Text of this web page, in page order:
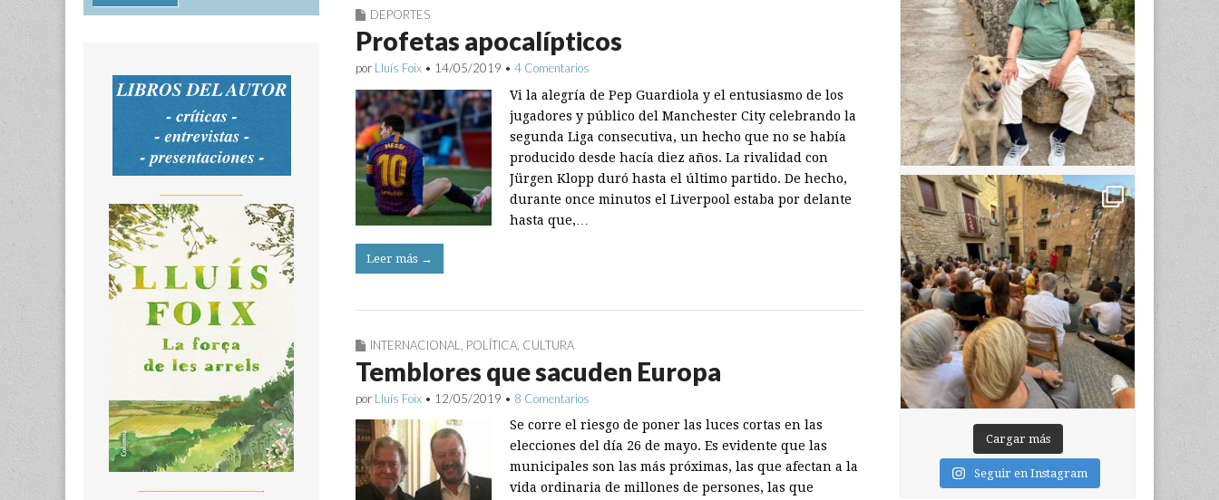
DEPORTES
Profetas apocalípticos
por Lluís Foix • 14/05/2019 • 4 Comentarios
Vi la alegría de Pep Guardiola y el entusiasmo de los
jugadores y público del Manchester City celebrando la
segunda Liga consecutiva, un hecho que no se había
producido desde hacía diez años. La rivalidad con
Jürgen Klopp duró hasta el último partido. De hecho,
durante once minutos el Liverpool estaba por delante
hasta que,…
Leer más →
INTERNACIONAL POLÍTICA CULTURA
Temblores que sacuden Europa
por Lluís Foix • 12/05/2019 • 8 Comentarios
Se corre el riesgo de poner las luces cortas en las
elecciones del día 26 de mayo. Es evidente que las
municipales son las más próximas, las que afectan a la
vida ordinaria de millones de persones, las que
Cargar más
Seguir en Instagram